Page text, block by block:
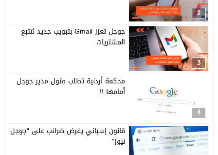
2
3
جوجل تعزز Gmail بتبويب جديد لتتبع
المشتريات
4
محكمة أردنية تطلب مثول مدير جوجل
أمامها !!
قانون إسباني يفرض ضرائب على “جوجل
نيوز”